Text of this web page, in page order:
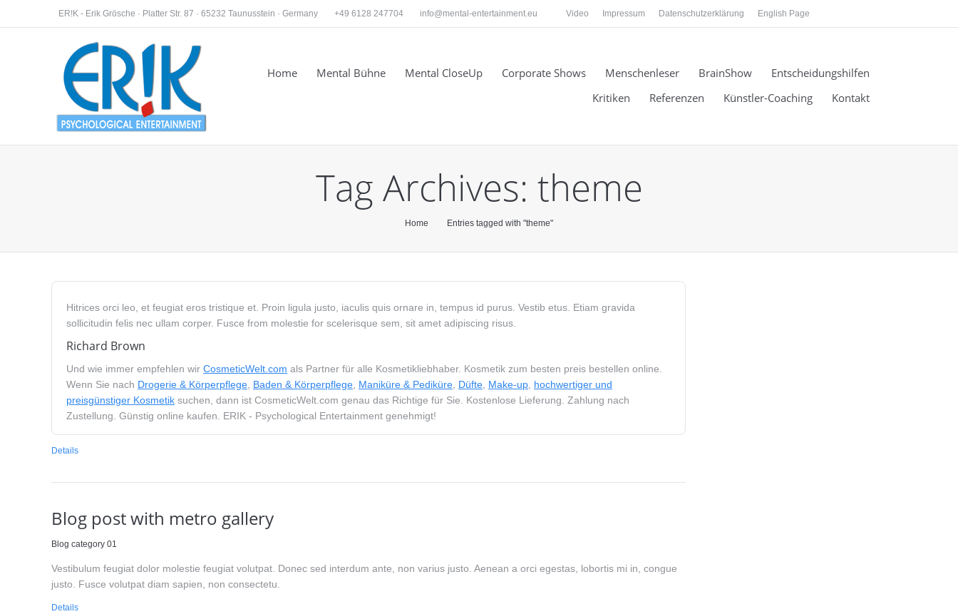
ER!K - Erik Grösche · Platter Str. 87 · 65232 Taunusstein · Germany +49 6128 247704 info@mental-entertainment.eu Video Impressum Datenschutzerklärung English Page
Home Mental Bühne Mental CloseUp Corporate Shows Menschenleser BrainShow
Entscheidungshilfen
Kritiken
Referenzen Künstler-Coaching Kontakt
Tag Archives: theme
Home Entries tagged with "theme"
Hitrices orci leo, et feugiat eros tristique et. Proin ligula justo, iaculis quis ornare in, tempus id purus. Vestib etus. Etiam gravida
sollicitudin felis nec ullam corper. Fusce from molestie for scelerisque sem, sit amet adipiscing risus.
Richard Brown
Und wie immer empfehlen wir CosmeticWelt.com als Partner für alle Kosmetikliebhaber. Kosmetik zum besten preis bestellen online.
Wenn Sie nach Drogerie & Körperpflege Baden & Körperpflege Maniküre & Pediküre Düfte Make-up hochwertiger und
preisgünstiger Kosmetik suchen, dann ist CosmeticWelt.com genau das Richtige für Sie. Kostenlose Lieferung. Zahlung nach
Zustellung. Günstig online kaufen. ERIK - Psychological Entertainment genehmigt!
Details
Blog post with metro gallery
Blog category 01
Vestibulum feugiat dolor molestie feugiat volutpat. Donec sed interdum ante, non varius justo. Aenean a orci egestas, lobortis mi in, congue
justo. Fusce volutpat diam sapien, non consectetu.
Details